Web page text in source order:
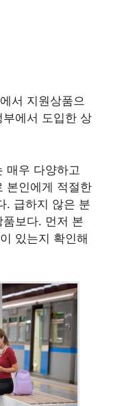
서 지원상품으
에서 도입한 상
매우 다양하고
본인에게 적절한
. 급하지 않은 분
보다. 먼저 본
있는지 확인해